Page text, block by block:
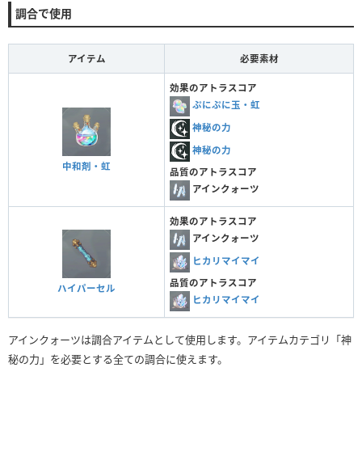
調合で使用
アイテム 必要素材
中和剤・虹
効果のアトラスコア
ぷにぷに玉・虹
神秘の力
神秘の力
品質のアトラスコア
アインクォーツ
ハイパーセル
効果のアトラスコア
アインクォーツ
ヒカリマイマイ
品質のアトラスコア
ヒカリマイマイ
アインクォーツは調合アイテムとして使用します。アイテムカテゴリ「神
秘の力」を必要とする全ての調合に使えます。